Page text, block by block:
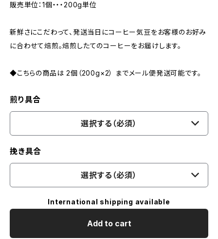
販売単位：1個・・・200g単位
新鮮さにこだわって、発送当日にコーヒー気豆をお客様のお好み
に合わせて焙煎。焙煎したてのコーヒーをお届けします。
◆こちらの商品は 2個（200g×2） までメール便発送可能です。
煎り具合
選択する（必須）
挽き具合
選択する（必須）
International shipping available
Add to cart